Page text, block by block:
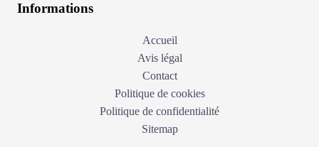
Informations
Accueil
Avis légal
Contact
Politique de cookies
Politique de confidentialité
Sitemap